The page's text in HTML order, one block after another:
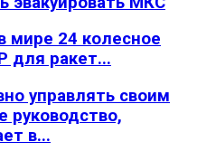
мире 24 колесное
для ракет...
управлять своим
руководство,
в...